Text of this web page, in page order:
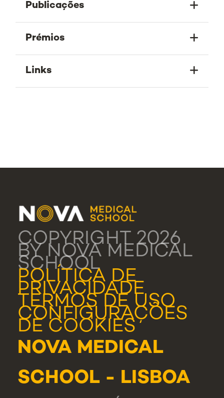
Publicações
Prémios
Links
COPYRIGHT 2026
BY NOVA MEDICAL
SCHOOL
POLÍTICA DE
PRIVACIDADE
TERMOS DE USO
CONFIGURAÇÕES
DE COOKIES
NOVA MEDICAL
SCHOOL - LISBOA